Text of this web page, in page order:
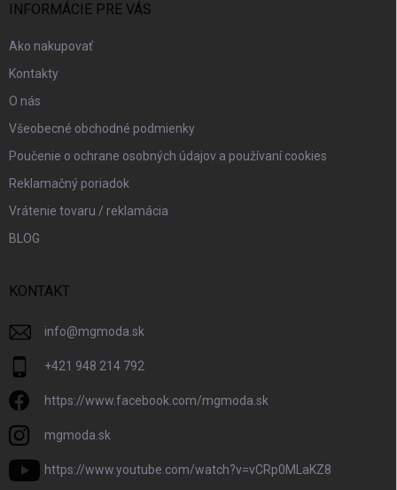
INFORMÁCIE PRE VÁS
Ako nakupovať
Kontakty
O nás
Všeobecné obchodné podmienky
Poučenie o ochrane osobných údajov a používaní cookies
Reklamačný poriadok
Vrátenie tovaru / reklamácia
BLOG
KONTAKT
info@mgmoda.sk
+421 948 214 792
https://www.facebook.com/mgmoda.sk
mgmoda.sk
https://www.youtube.com/watch?v=vCRp0MLaKZ8